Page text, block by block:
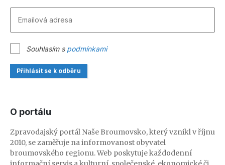
Souhlasím s podmínkami
Přihlásit se k odběru
O portálu
Zpravodajský portál Naše Broumovsko, který vznikl v říjnu
2010, se zaměřuje na informovanost obyvatel
broumovského regionu. Web poskytuje každodenní